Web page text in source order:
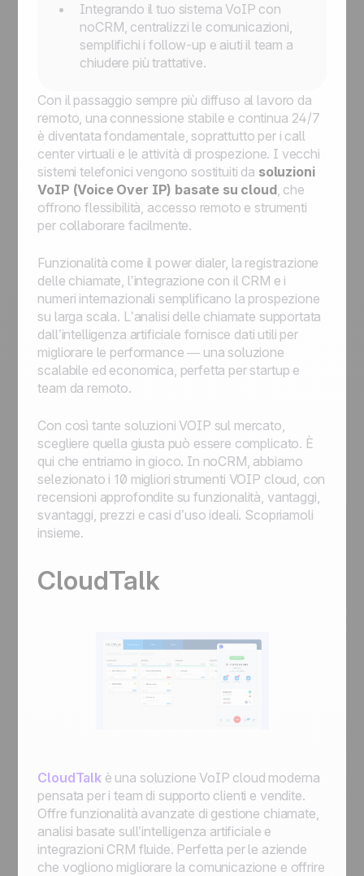
Integrando il tuo sistema VoIP con
noCRM, centralizzi le comunicazioni,
semplifichi i follow-up e aiuti il team a
chiudere più trattative.
Con il passaggio sempre più diffuso al lavoro da
remoto, una connessione stabile e continua 24/7
è diventata fondamentale, soprattutto per i call
center virtuali e le attività di prospezione. I vecchi
sistemi telefonici vengono sostituiti da soluzioni
VoIP (Voice Over IP) basate su cloud, che
offrono flessibilità, accesso remoto e strumenti
per collaborare facilmente.
Funzionalità come il power dialer, la registrazione
delle chiamate, l’integrazione con il CRM e i
numeri internazionali semplificano la prospezione
su larga scala. L’analisi delle chiamate supportata
dall’intelligenza artificiale fornisce dati utili per
migliorare le performance — una soluzione
scalabile ed economica, perfetta per startup e
team da remoto.
Con così tante soluzioni VOIP sul mercato,
scegliere quella giusta può essere complicato. È
qui che entriamo in gioco. In noCRM, abbiamo
selezionato i 10 migliori strumenti VOIP cloud, con
recensioni approfondite su funzionalità, vantaggi,
svantaggi, prezzi e casi d’uso ideali. Scopriamoli
insieme.
CloudTalk
CloudTalkè una soluzione VoIP cloud moderna
pensata per i team di supporto clienti e vendite.
Offre funzionalità avanzate di gestione chiamate,
analisi basate sull’intelligenza artificiale e
integrazioni CRM fluide. Perfetta per le aziende
che vogliono migliorare la comunicazione e offrire